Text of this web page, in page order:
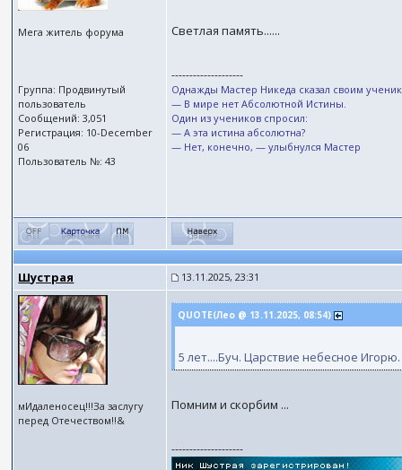
Мега житель форума
Группа: Продвинутый
пользователь
Сообщений: 3,051
Регистрация: 10-December
06
Пользователь №: 43
Светлая память......
--------------------
Однажды Мастер Никеда сказал своим
— В мире нет Абсолютной Истины.
Один из учеников спросил:
— А эта истина абсолютна?
— Нет, конечно, — улыбнулся Мастер
Шустрая 13.11.2025, 23:31
мИдаленосец!!!За заслугу
перед Отечеством!!&
QUOTE(Лео @ 13.11.2025, 08:54)
5 лет....Буч. Царствие небесное Игорю.
Помним и скорбим ...
--------------------